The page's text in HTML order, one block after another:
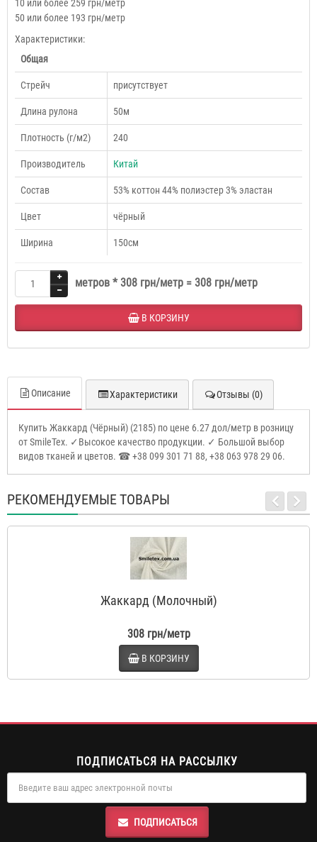
10 или более 259 грн/метр
50 или более 193 грн/метр
Характеристики:
Общая
Cтрейч присутствует
Длина рулона 50м
Плотность (г/м2) 240
Производитель Китай
Состав 53% коттон 44% полиэстер 3% эластан
Цвет чёрный
Ширина 150см
метров * 308 грн/метр = 308 грн/метр
В КОРЗИНУ
Описание Характеристики Отзывы (0)
Купить Жаккард (Чёрный) (2185) по цене 6.27 дол/метр в розницу
от SmileTex. ✓Высокое качество продукции. ✓ Большой выбор
видов тканей и цветов. ☎ +38 099 301 71 88, +38 063 978 29 06.
РЕКОМЕНДУЕМЫЕ ТОВАРЫ
Жаккард (Молочный)
308 грн/метр
В КОРЗИНУ
ПОДПИСАТЬСЯ НА РАССЫЛКУ
ПОДПИСАТЬСЯ